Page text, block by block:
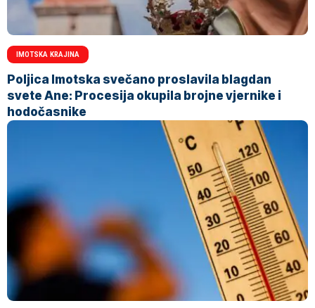
IMOTSKA KRAJINA
Poljica Imotska svečano proslavila blagdan
svete Ane: Procesija okupila brojne vjernike i
hodočasnike